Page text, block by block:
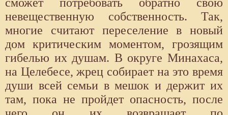
сможет потребовать обратно свою
невещественную собственность. Так,
многие считают переселение в новый
дом критическим моментом, грозящим
гибелью их душам. В округе Минахаса,
на Целебесе, жрец собирает на это время
души всей семьи в мешок и держит их
там, пока не пройдет опасность, после